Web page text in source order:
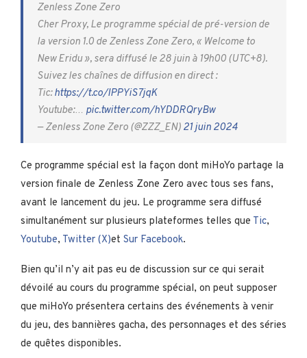
Zenless Zone Zero
Cher Proxy, Le programme spécial de pré-version de
la version 1.0 de Zenless Zone Zero, « Welcome to
New Eridu », sera diffusé le 28 juin à 19h00 (UTC+8).
Suivez les chaînes de diffusion en direct :
Tic:https://t.co/IPPYiS7jqK
Youtube:… pic.twitter.com/hYDDRQryBw
— Zenless Zone Zero (@ZZZ_EN) 21 juin 2024
Ce programme spécial est la façon dont miHoYo partage la
version finale de Zenless Zone Zero avec tous ses fans,
avant le lancement du jeu. Le programme sera diffusé
simultanément sur plusieurs plateformes telles que Tic,
Youtube, Twitter (X)et Sur Facebook.
Bien qu’il n’y ait pas eu de discussion sur ce qui serait
dévoilé au cours du programme spécial, on peut supposer
que miHoYo présentera certains des événements à venir
du jeu, des bannières gacha, des personnages et des séries
de quêtes disponibles.